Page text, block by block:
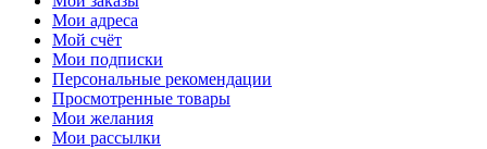
Мои адреса
Мой счёт
Мои подписки
Персональные рекомендации
Просмотренные товары
Мои желания
Мои рассылки